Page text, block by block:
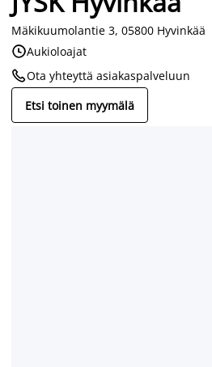
Mäkikuumolantie 3, 05800 Hyvinkää
Aukioloajat
Ota yhteyttä asiakaspalveluun
Etsi toinen myymälä